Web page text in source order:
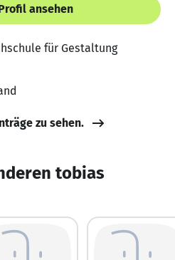
ansehen
für Gestaltung
zu sehen.
tobias